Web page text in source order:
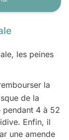
les peines
la
de la
pendant 4 à 52
Enfin, il
une amende